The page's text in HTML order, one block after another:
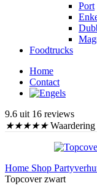
Port
Foodtrucks
Home
Contact
9.6 uit 16 reviews
★★★★★
Home Shop
Topcover zwart